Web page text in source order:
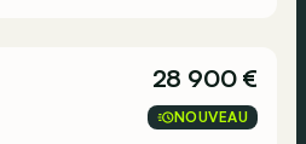
28 900 €
NOUVEAU